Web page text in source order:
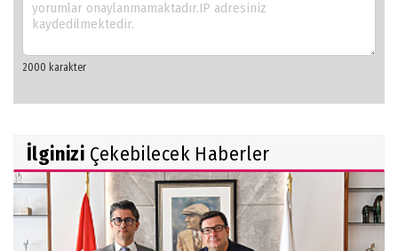
İlginizi Çekebilecek Haberler